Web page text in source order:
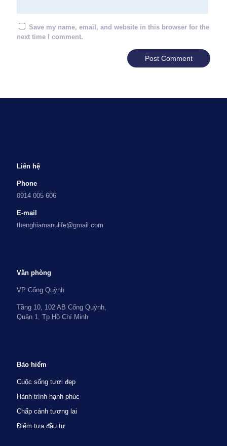
Save my name, email, and website in this browser for the
next time I comment.
Liên hệ
Phone
0914 005 606
E-mail
thenghiamanulife@gmail.com
Văn phòng
VP Cống Quỳnh
Tầng 10, 102 AB Cống Quỳnh,
Quận 1, Tp Hồ Chí Minh
Bảo hiểm
Cuộc sống tươi đẹp
Hành trình hạnh phúc
Chấp cánh tương lai
Điểm tựa đầu tư